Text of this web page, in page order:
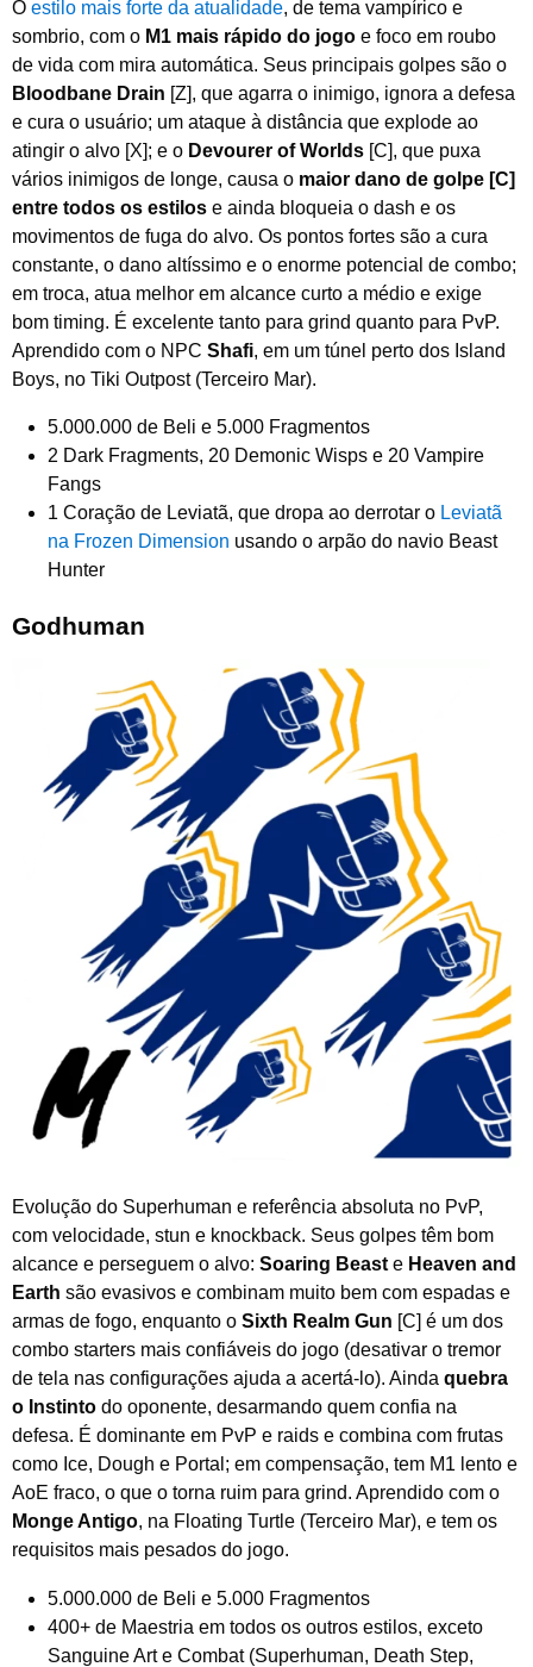
O estilo mais forte da atualidade, de tema vampírico e
sombrio, com o M1 mais rápido do jogo e foco em roubo
de vida com mira automática. Seus principais golpes são o
Bloodbane Drain [Z], que agarra o inimigo, ignora a defesa
e cura o usuário; um ataque à distância que explode ao
atingir o alvo [X]; e o Devourer of Worlds [C], que puxa
vários inimigos de longe, causa o maior dano de golpe [C]
entre todos os estilos e ainda bloqueia o dash e os
movimentos de fuga do alvo. Os pontos fortes são a cura
constante, o dano altíssimo e o enorme potencial de combo;
em troca, atua melhor em alcance curto a médio e exige
bom timing. É excelente tanto para grind quanto para PvP.
Aprendido com o NPC Shafi, em um túnel perto dos Island
Boys, no Tiki Outpost (Terceiro Mar).
5.000.000 de Beli e 5.000 Fragmentos
2 Dark Fragments, 20 Demonic Wisps e 20 Vampire
Fangs
1 Coração de Leviatã, que dropa ao derrotar o Leviatã
na Frozen Dimension usando o arpão do navio Beast
Hunter
Godhuman
Evolução do Superhuman e referência absoluta no PvP,
com velocidade, stun e knockback. Seus golpes têm bom
alcance e perseguem o alvo: Soaring Beast e Heaven and
Earth são evasivos e combinam muito bem com espadas e
armas de fogo, enquanto o Sixth Realm Gun [C] é um dos
combo starters mais confiáveis do jogo (desativar o tremor
de tela nas configurações ajuda a acertá-lo). Ainda quebra
o Instinto do oponente, desarmando quem confia na
defesa. É dominante em PvP e raids e combina com frutas
como Ice, Dough e Portal; em compensação, tem M1 lento e
AoE fraco, o que o torna ruim para grind. Aprendido com o
Monge Antigo, na Floating Turtle (Terceiro Mar), e tem os
requisitos mais pesados do jogo.
5.000.000 de Beli e 5.000 Fragmentos
400+ de Maestria em todos os outros estilos, exceto
Sanguine Art e Combat (Superhuman, Death Step,